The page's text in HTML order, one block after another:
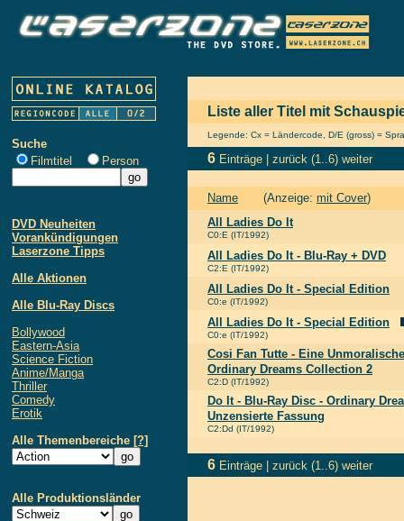
Suche
Filmtitel
Person
DVD Neuheiten
Vorankündigungen
Laserzone Tipps
Alle Aktionen
Alle Blu-Ray Discs
Bollywood
Eastern-Asia
Science Fiction
Anime/Manga
Thriller
Comedy
Erotik
Alle Themenbereiche [?]
Alle Produktionsländer
Liste aller Titel mit
Legende: Cx = Ländercode, D/E (gross) =
6 Einträge | zurück (1..6) weiter
Name (Anzeige: mit Cover)
All Ladies Do It
C0:E (IT/1992)
All Ladies Do It - Blu-Ray + DVD
C2:E (IT/1992)
All Ladies Do It - Special Edition
C0:e (IT/1992)
All Ladies Do It - Special Edition
C0:e (IT/1992)
Cosi Fan Tutte - Eine
Ordinary Dreams Collection 2
C2:D (IT/1992)
Do It - Blu-Ray Disc - Ordinary
Unzensierte Fassung
C2:Dd (IT/1992)
6 Einträge | zurück (1..6) weiter